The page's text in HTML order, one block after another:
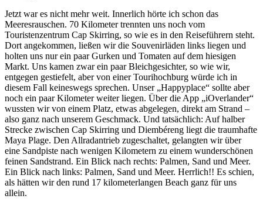
Jetzt war es nicht mehr weit. Innerlich hörte ich schon das
Meeresrauschen. 70 Kilometer trennten uns noch vom
Touristenzentrum Cap Skirring, so wie es in den Reiseführern steht.
Dort angekommen, ließen wir die Souvenirläden links liegen und
holten uns nur ein paar Gurken und Tomaten auf dem hiesigen
Markt. Uns kamen zwar ein paar Bleichgesichter, so wie wir,
entgegen gestiefelt, aber von einer Tourihochburg würde ich in
diesem Fall keineswegs sprechen. Unser „Happyplace“ sollte aber
noch ein paar Kilometer weiter liegen. Über die App „iOverlander“
wussten wir von einem Platz, etwas abgelegen, direkt am Strand –
also ganz nach unserem Geschmack. Und tatsächlich: Auf halber
Strecke zwischen Cap Skirring und Diembéreng liegt die traumhafte
Maya Plage. Den Allradantrieb zugeschaltet, gelangten wir über
eine Sandpiste nach wenigen Kilometern zu einem wunderschönen
feinen Sandstrand. Ein Blick nach rechts: Palmen, Sand und Meer.
Ein Blick nach links: Palmen, Sand und Meer. Herrlich!! Es schien,
als hätten wir den rund 17 kilometerlangen Beach ganz für uns
allein.